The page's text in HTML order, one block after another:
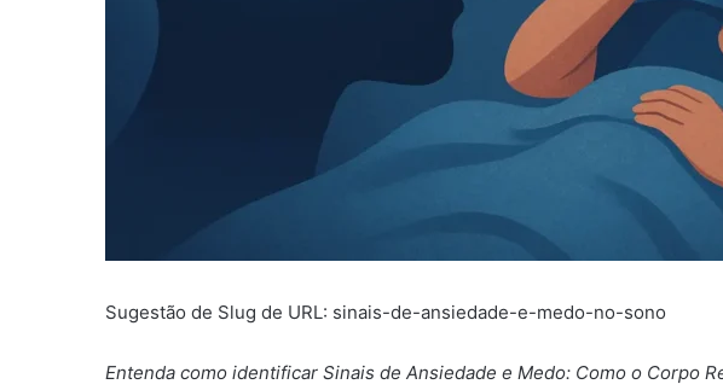
Sugestão de Slug de URL: sinais-de-ansiedade-e-medo-no-sono
Entenda como identificar Sinais de Ansiedade e Medo: Como o Corpo